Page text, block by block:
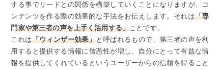
する事でリードとの関係を構築していくことになりますが、コ
ンテンツを作る際の効果的な手法をお伝えします。それは「専
門家や第三者の声を上手く活用する」ことです。
これは「ウィンザー効果」と呼ばれるもので、第三者の声を利
用すると提供する情報に信憑性が増し、自分にとって有益な情
報を提供してくれているというユーザーからの信頼を得ること